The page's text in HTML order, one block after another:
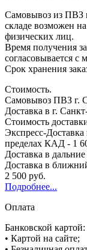
Самовывоз из ПВЗ
складе возможен
физических лиц.
Время получения
согласовывается с
Срок хранения
Стоимость.
Самовывоз ПВЗ г.
Доставка в г.
Стоимость
Экспресс-
пределах КАД - 1
Доставка в
Доставка в
2 500 руб.
Подробнее...
Оплата
Банковской картой:
• Картой на сайте;